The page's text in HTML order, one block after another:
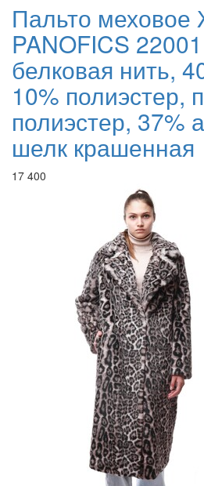
Пальто меховое
PANOFICS
белковая нить,
10% полиэстер,
полиэстер, 37%
шелк крашенная
17 400